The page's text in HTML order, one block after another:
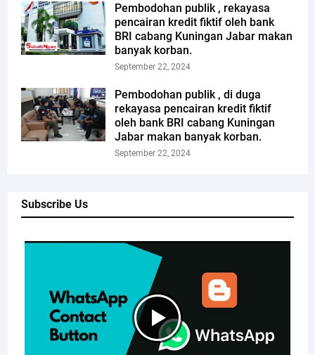
Pembodohan publik , rekayasa
pencairan kredit fiktif oleh bank
BRI cabang Kuningan Jabar makan
banyak korban.
September 22, 2024
Pembodohan publik , di duga
rekayasa pencairan kredit fiktif
oleh bank BRI cabang Kuningan
Jabar makan banyak korban.
September 22, 2024
Subscribe Us